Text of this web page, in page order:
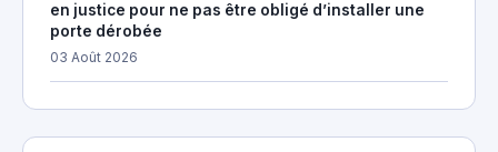
en justice pour ne pas être obligé d’installer une
porte dérobée
03 Août 2026